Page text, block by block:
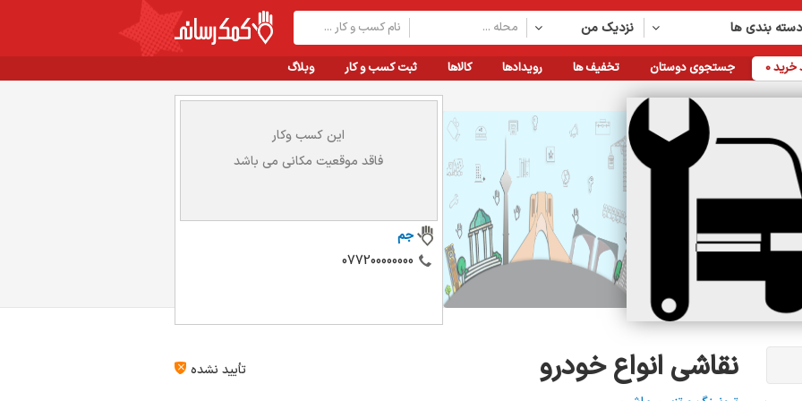
نزدیک من بندی ها
وبلاگ ثبت کسب و کار کالاها رویدادها تخفیف ها جستجوی دوستان خرید0
این کسب وکار
فاقد موقعیت مکانی می باشد
جم
077200000000
نقاشی انواع خودرو
تأیید نشده